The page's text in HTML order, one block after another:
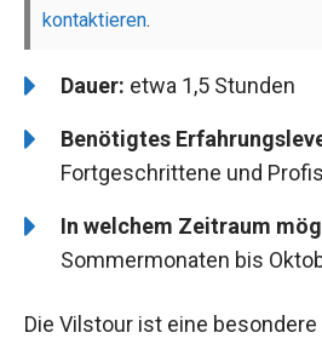
kontaktieren.
Dauer: etwa 1,5 Stunden
Benötigtes
Fortgeschrittene und Profis
In welchem Zeitraum
Sommermonaten bis
Die Vilstour ist eine besondere